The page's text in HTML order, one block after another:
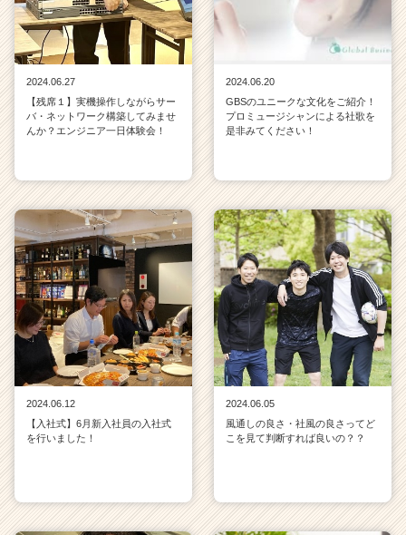
2024.06.27
【残席１】実機操作しながらサー
バ・ネットワーク構築してみませ
んか？エンジニア一日体験会！
2024.06.20
GBSのユニークな文化をご紹介！
プロミュージシャンによる社歌を
是非みてください！
2024.06.12
【入社式】6月新入社員の入社式
を行いました！
2024.06.05
風通しの良さ・社風の良さってど
こを見て判断すれば良いの？？